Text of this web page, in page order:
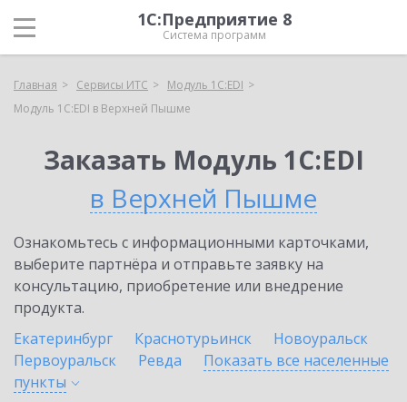
1С:Предприятие 8
Система программ
Главная Сервисы ИТС
Модуль 1C:EDI
Модуль 1C:EDI в Верхней Пышме
Заказать Модуль 1C:EDI
в Верхней Пышме
Ознакомьтесь с информационными карточками,
выберите партнёра и отправьте заявку на
консультацию, приобретение или внедрение
продукта.
Екатеринбург
Краснотурьинск
Новоуральск
Первоуральск
Ревда
Показать все населенные
пункты